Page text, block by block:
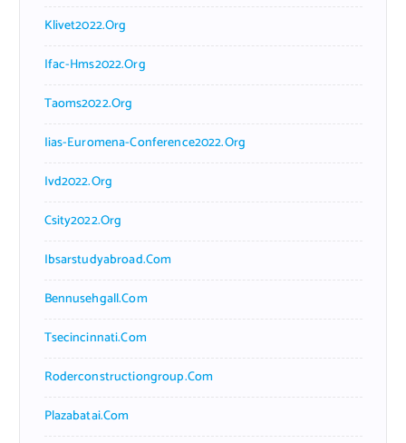
Klivet2022.org
Ifac-Hms2022.org
Taoms2022.org
Iias-Euromena-Conference2022.org
Ivd2022.org
Csity2022.org
Ibsarstudyabroad.com
Bennusehgall.com
Tsecincinnati.com
Roderconstructiongroup.com
Plazabatai.com